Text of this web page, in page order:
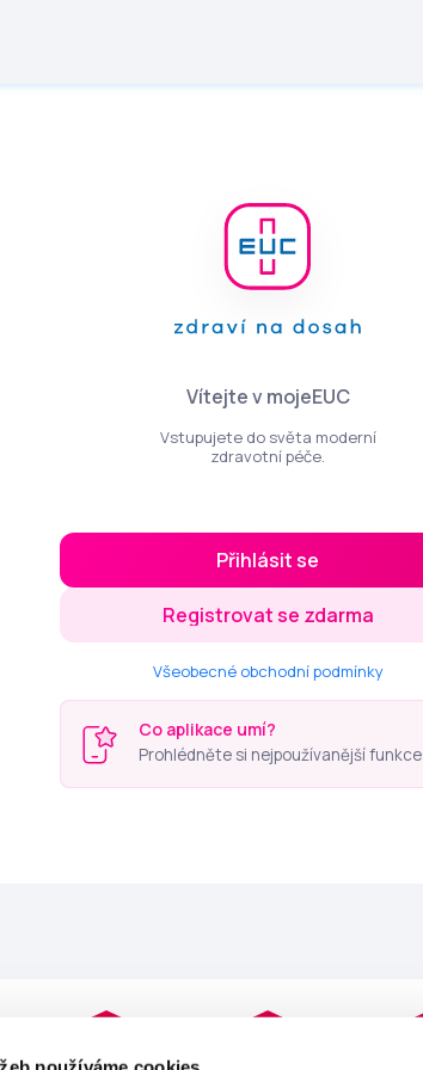
Vítejte v mojeEUC
Vstupujete do světa moderní
zdravotní péče.
Přihlásit se
Registrovat se zdarma
Všeobecné obchodní podmínky
Co aplikace umí?
Prohlédněte si nejpoužívanější funkce